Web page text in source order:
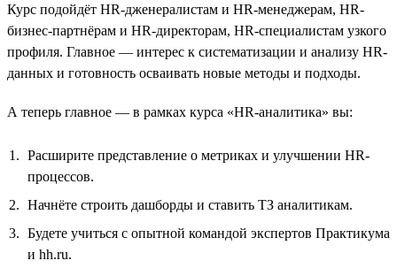
Курс подойдёт HR-дженералистам и HR-менеджерам, HR-
бизнес-партнёрам и HR-директорам, HR-специалистам узкого
профиля. Главное — интерес к систематизации и анализу HR-
данных и готовность осваивать новые методы и подходы.
А теперь главное — в рамках курса «HR-аналитика» вы:
Расширите представление о метриках и улучшении HR-
процессов.
Начнёте строить дашборды и ставить ТЗ аналитикам.
Будете учиться с опытной командой экспертов Практикума
и hh.ru.